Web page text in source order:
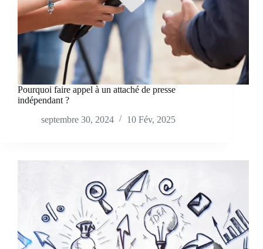
Pourquoi faire appel à un attaché de presse
indépendant ?
septembre 30, 2024
10 Fév, 2025